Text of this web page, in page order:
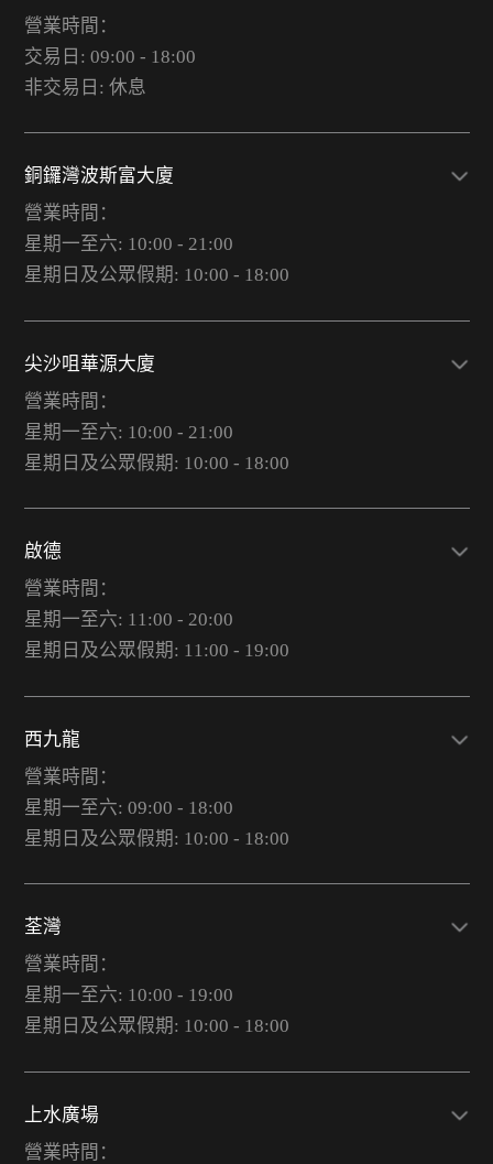
營業時間：
交易日: 09:00 - 18:00
非交易日: 休息
銅鑼灣波斯富大廈
營業時間：
星期一至六: 10:00 - 21:00
星期日及公眾假期: 10:00 - 18:00
尖沙咀華源大廈
營業時間：
星期一至六: 10:00 - 21:00
星期日及公眾假期: 10:00 - 18:00
啟德
營業時間：
星期一至六: 11:00 - 20:00
星期日及公眾假期: 11:00 - 19:00
西九龍
營業時間：
星期一至六: 09:00 - 18:00
星期日及公眾假期: 10:00 - 18:00
荃灣
營業時間：
星期一至六: 10:00 - 19:00
星期日及公眾假期: 10:00 - 18:00
上水廣場
營業時間：